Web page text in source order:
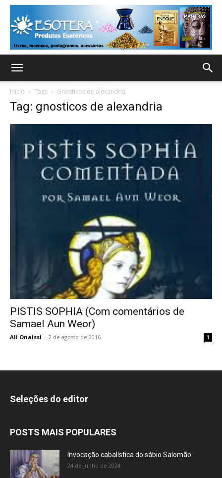
Início Tags Gnosticos de alexandria
Tag: gnosticos de alexandria
PISTIS SOPHIA (Com comentários de
Samael Aun Weor)
Ali Onaissi - 2 de agosto de 2016 1
Seleções do editor
POSTS MAIS POPULARES
Invocação cabalística do sábio Salomão
24 de junho de 2024